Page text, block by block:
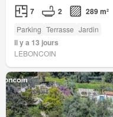
7 2 289 m²
Parking Terrasse Jardin
Il y a 13 jours
LEBONCOIN